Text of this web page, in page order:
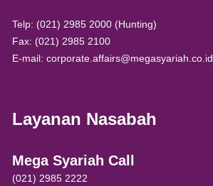
Telp: (021) 2985 2000 (Hunting)
Fax: (021) 2985 2100
E-mail: corporate.affairs@megasyariah.co.id
Layanan Nasabah
Mega Syariah Call
(021) 2985 2222